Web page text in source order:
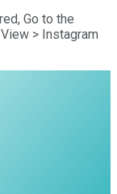
Go to the
> Instagram